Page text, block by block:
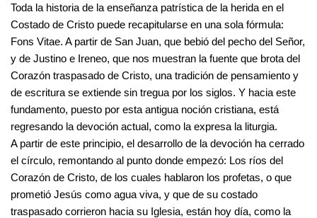
Toda la historia de la enseñanza patrística de la herida en el
Costado de Cristo puede recapitularse en una sola fórmula:
Fons Vitae. A partir de San Juan, que bebió del pecho del Señor,
y de Justino e Ireneo, que nos muestran la fuente que brota del
Corazón traspasado de Cristo, una tradición de pensamiento y
de escritura se extiende sin tregua por los siglos. Y hacia este
fundamento, puesto por esta antigua noción cristiana, está
regresando la devoción actual, como la expresa la liturgia.
A partir de este principio, el desarrollo de la devoción ha cerrado
el círculo, remontando al punto donde empezó: Los ríos del
Corazón de Cristo, de los cuales hablaron los profetas, o que
prometió Jesús como agua viva, y que de su costado
traspasado corrieron hacia su Iglesia, están hoy día, como la